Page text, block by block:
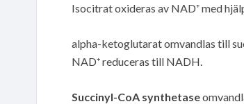
Isocitrat oxideras av NAD⁺ med
alpha-ketoglutarat omvandlas till
NAD⁺ reduceras till NADH.
Succinyl-CoA synthetase